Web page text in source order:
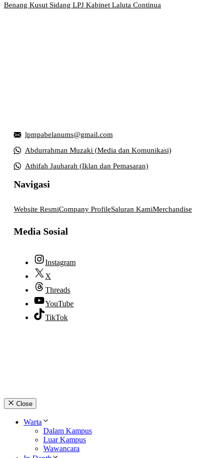
Benang Kusut Sidang LPJ Kabinet Laluta Continua
lpmpabelanums@gmail.com
Abdurrahman Muzaki (Media dan Komunikasi)
Athifah Jauharah (Iklan dan Pemasaran)
Navigasi
Website ResmiCompany ProfileSaluran KamiMerchandise
Media Sosial
Instagram
X
Threads
YouTube
TikTok
Close
Warta
Dalam Kampus
Luar Kampus
Wawancara